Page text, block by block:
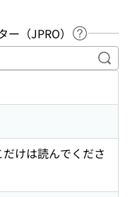
（JPRO）
ヘルプペ
キ
けは読んでくださ